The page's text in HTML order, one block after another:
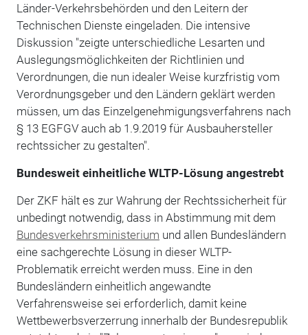
Länder-Verkehrsbehörden und den Leitern der
Technischen Dienste eingeladen. Die intensive
Diskussion "zeigte unterschiedliche Lesarten und
Auslegungsmöglichkeiten der Richtlinien und
Verordnungen, die nun idealer Weise kurzfristig vom
Verordnungsgeber und den Ländern geklärt werden
müssen, um das Einzelgenehmigungsverfahrens nach
§ 13 EGFGV auch ab 1.9.2019 für Ausbauhersteller
rechtssicher zu gestalten".
Bundesweit einheitliche WLTP-Lösung angestrebt
Der ZKF hält es zur Wahrung der Rechtssicherheit für
unbedingt notwendig, dass in Abstimmung mit dem
Bundesverkehrsministerium und allen Bundesländern
eine sachgerechte Lösung in dieser WLTP-
Problematik erreicht werden muss. Eine in den
Bundesländern einheitlich angewandte
Verfahrensweise sei erforderlich, damit keine
Wettbewerbsverzerrung innerhalb der Bundesrepublik